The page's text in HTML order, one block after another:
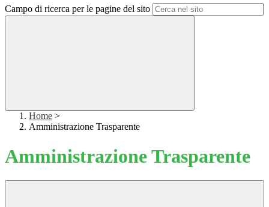
Campo di ricerca per le pagine del sito
Home >
Amministrazione Trasparente
Amministrazione Trasparente